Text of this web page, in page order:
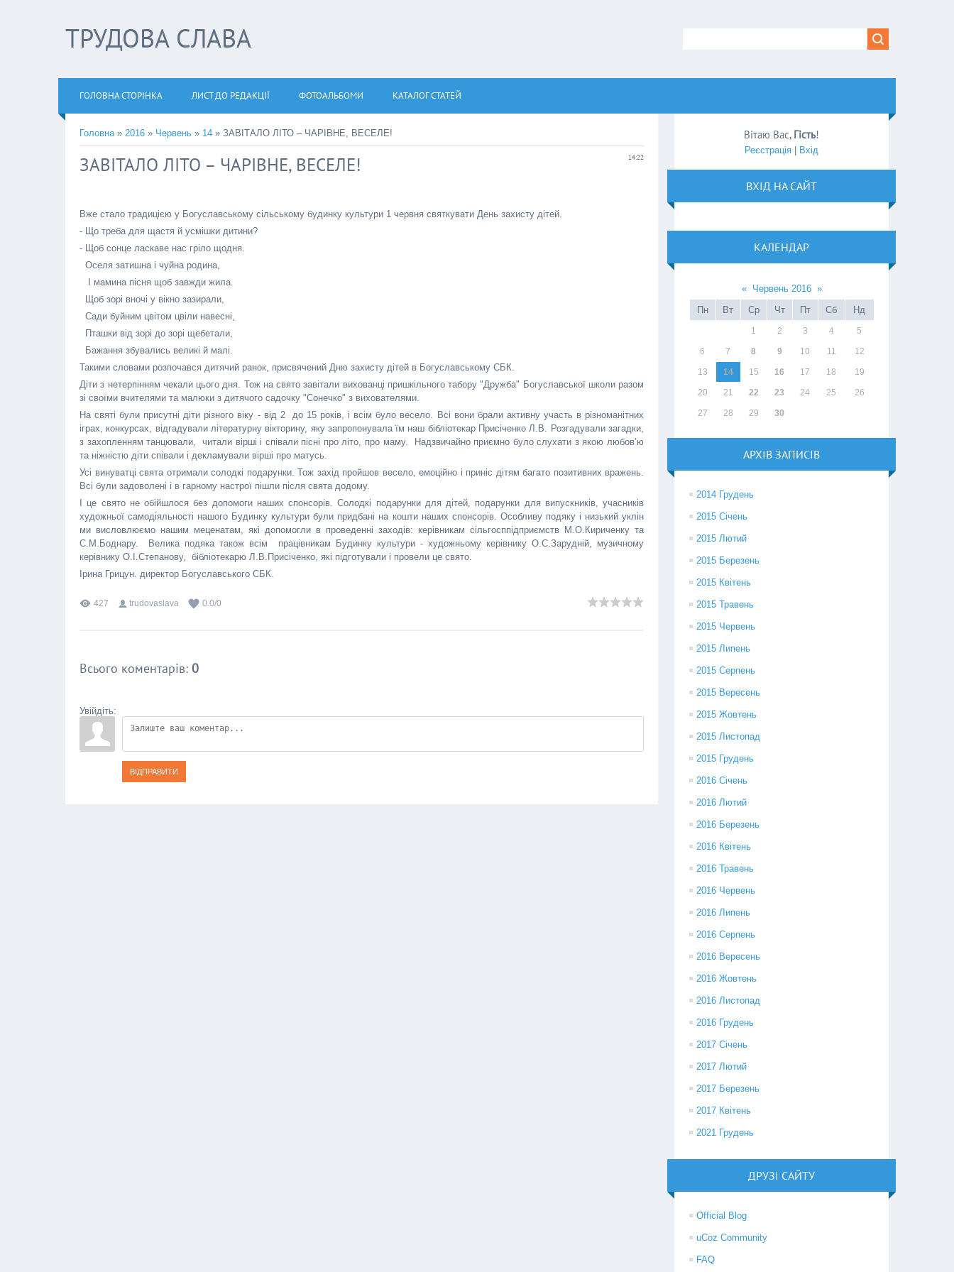
ТРУДОВА СЛАВА
ГОЛОВНА СТОРІНКА ЛИСТ ДО РЕДАКЦІЇ ФОТОАЛЬБОМИ КАТАЛОГ СТАТЕЙ
Головна» 2016 » Червень » 14 » ЗАВІТАЛО ЛІТО – ЧАРІВНЕ, ВЕСЕЛЕ!
14:22
ЗАВІТАЛО ЛІТО – ЧАРІВНЕ, ВЕСЕЛЕ!
Вже стало традицією у Богуславському сільському будинку культури 1 червня святкувати День захисту дітей.
- Що треба для щастя й усмішки дитини?
- Щоб сонце ласкаве нас гріло щодня.
Оселя затишна і чуйна родина,
І мамина пісня щоб завжди жила.
Щоб зорі вночі у вікно зазирали,
Сади буйним цвітом цвіли навесні,
Пташки від зорі до зорі щебетали,
Бажання збувались великі й малі.
Такими словами розпочався дитячий ранок, присвячений Дню захисту дітей в Богуславському СБК.
Діти з нетерпінням чекали цього дня. Тож на свято завітали вихованці пришкільного табору "Дружба" Богуславської школи разом
зі своїми вчителями та малюки з дитячого садочку "Сонечко" з вихователями.
На святі були присутні діти різного віку - від 2 до 15 років, і всім було весело. Всі вони брали активну участь в різноманітних
іграх, конкурсах, відгадували літературну вікторину, яку запропонувала їм наш бібліотекар Присіченко Л.В. Розгадували загадки,
з захопленням танцювали, читали вірші і співали пісні про літо, про маму. Надзвичайно приємно було слухати з якою любов’ю
та ніжністю діти співали і декламували вірші про матусь.
Усі винуватці свята отримали солодкі подарунки. Тож захід пройшов весело, емоційно і приніс дітям багато позитивних вражень.
Всі були задоволені і в гарному настрої пішли після свята додому.
І це свято не обійшлося без допомоги наших спонсорів. Солодкі подарунки для дітей, подарунки для випускників, учасників
художньої самодіяльності нашого Будинку культури були придбані на кошти наших спонсорів. Особливу подяку і низький уклін
ми висловлюємо нашим меценатам, які допомогли в проведенні заходів: керівникам сільгосппідприємств М.О.Кириченку та
С.М.Боднару. Велика подяка також всім працівникам Будинку культури - художньому керівнику О.С.Зарудній, музичному
керівнику О.І.Степанову, бібліотекарю Л.В.Присіченко, які підготували і провели це свято.
Ірина Грицун. директор Богуславського СБК.
427 trudovaslava 0.0/0
Всього коментарів: 0
Увійдіть:
ВІДПРАВИТИ
Вітаю Вас, Гість!
Реєстрація Вхід
ВХІД НА САЙТ
КАЛЕНДАР
« Червень 2016 »
Пн
Вт Ср Чт Пт Сб Нд
1 2 3 4 5
6 7 8 9 10 11 12
13 14 15 16 17 18 19
20 21 22 23 24 25 26
27 28 29 30
АРХІВ ЗАПИСІВ
2014 Грудень
2015 Січень
2015 Лютий
2015 Березень
2015 Квітень
2015 Травень
2015 Червень
2015 Липень
2015 Серпень
2015 Вересень
2015 Жовтень
2015 Листопад
2015 Грудень
2016 Січень
2016 Лютий
2016 Березень
2016 Квітень
2016 Травень
2016 Червень
2016 Липень
2016 Серпень
2016 Вересень
2016 Жовтень
2016 Листопад
2016 Грудень
2017 Січень
2017 Лютий
2017 Березень
2017 Квітень
2021 Грудень
ДРУЗІ САЙТУ
Official Blog
uCoz Community
FAQ